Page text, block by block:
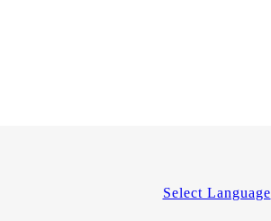
Select Language